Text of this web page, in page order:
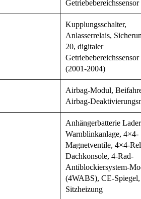
Getriebebereichssensor
Kupplungsschalter,
Anlasserrelais,
20, digitaler
(2001-2004)
Airbag-Modul,
Airbag-
Anhängerbatterie
Warnblinkanlage, 4×4-
Magnetventile, 4×4-
Dachkonsole, 4-Rad-
Antiblockiersystem-
(4WABS), CE-Spiegel,
Sitzheizung